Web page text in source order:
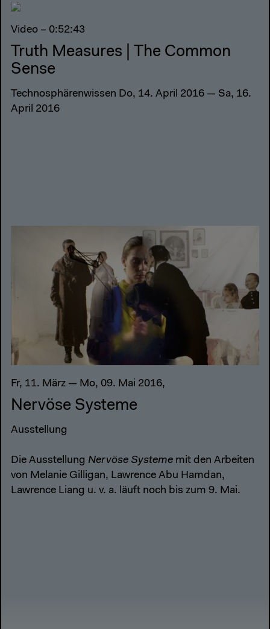
Video – 0:52:43
Truth Measures | The Common
Sense
Technosphärenwissen Do, 14. April 2016 — Sa, 16.
April 2016
Fr, 11. März — Mo, 09. Mai 2016,
Nervöse Systeme
Ausstellung
Die Ausstellung Nervöse Systeme mit den Arbeiten
von Melanie Gilligan, Lawrence Abu Hamdan,
Lawrence Liang u. v. a. läuft noch bis zum 9. Mai.